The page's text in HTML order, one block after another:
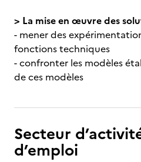
> La mise en œuvre des
- mener des
fonctions techniques
- confronter les modèles
de ces modèles
Secteur
d’emploi